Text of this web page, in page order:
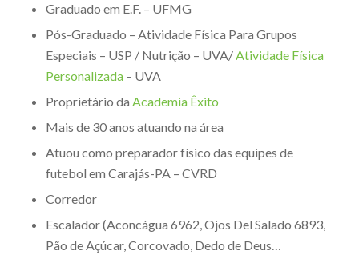
Graduado em E.F. – UFMG
Pós-Graduado – Atividade Física Para Grupos
Especiais – USP / Nutrição – UVA/Atividade Física
Personalizada– UVA
Proprietário da Academia Êxito
Mais de 30 anos atuando na área
Atuou como preparador físico das equipes de
futebol em Carajás-PA – CVRD
Corredor
Escalador (Aconcágua 6962, Ojos Del Salado 6893,
Pão de Açúcar, Corcovado, Dedo de Deus…